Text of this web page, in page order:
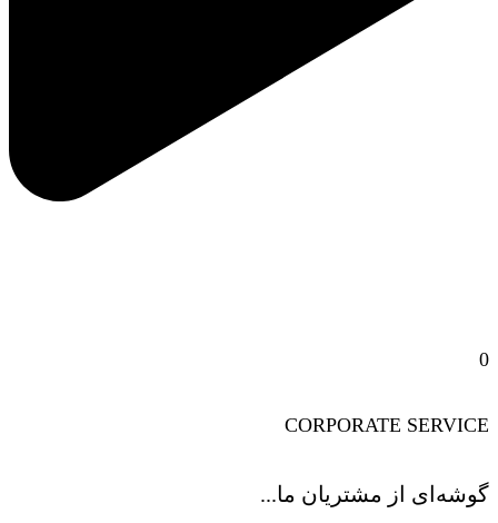
0
CORPORATE SERVICE
گوشه‌ای از مشتریان ما...